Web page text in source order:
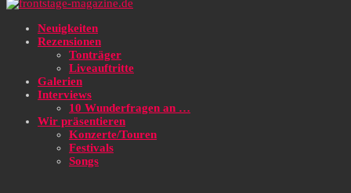
Neuigkeiten
Rezensionen
Tonträger
Liveauftritte
Galerien
Interviews
10 Wunderfragen an …
Wir präsentieren
Konzerte/Touren
Festivals
Songs